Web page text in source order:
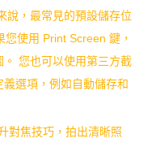
說，最常見的預設儲存位
使用 Print Screen 鍵，
您也可以使用第三方截
選項，例如自動儲存和
對焦技巧，拍出清晰照